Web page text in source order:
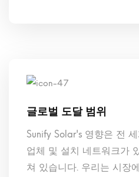
글로벌 도달 범위
Sunify Solar's 영향은 전
업체 및 설치 네트워크가
쳐 있습니다. 우리는 시장